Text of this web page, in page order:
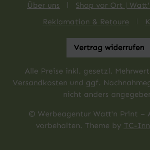
Über uns
Shop vor Ort |
Reklamation & Retoure
Vertrag widerrufen
Alle Preise inkl. gesetzl.
Versandkosten und ggf.
nicht anders
© Werbeagentur Watt'n Print –
vorbehalten. Theme by TC-